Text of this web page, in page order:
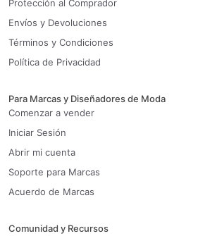
Protección al Comprador
Envíos y Devoluciones
Términos y Condiciones
Política de Privacidad
Para Marcas y Diseñadores de Moda
Comenzar a vender
Iniciar Sesión
Abrir mi cuenta
Soporte para Marcas
Acuerdo de Marcas
Comunidad y Recursos